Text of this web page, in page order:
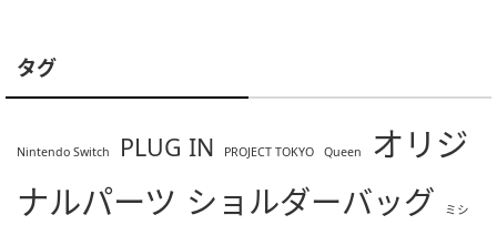
タグ
Nintendo Switch PLUG IN PROJECT TOKYO Queen
オリジ
ナルパーツ ショルダーバッグ ミシ